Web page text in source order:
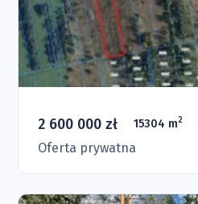
2 600 000 zł 15304 m2
Oferta prywatna